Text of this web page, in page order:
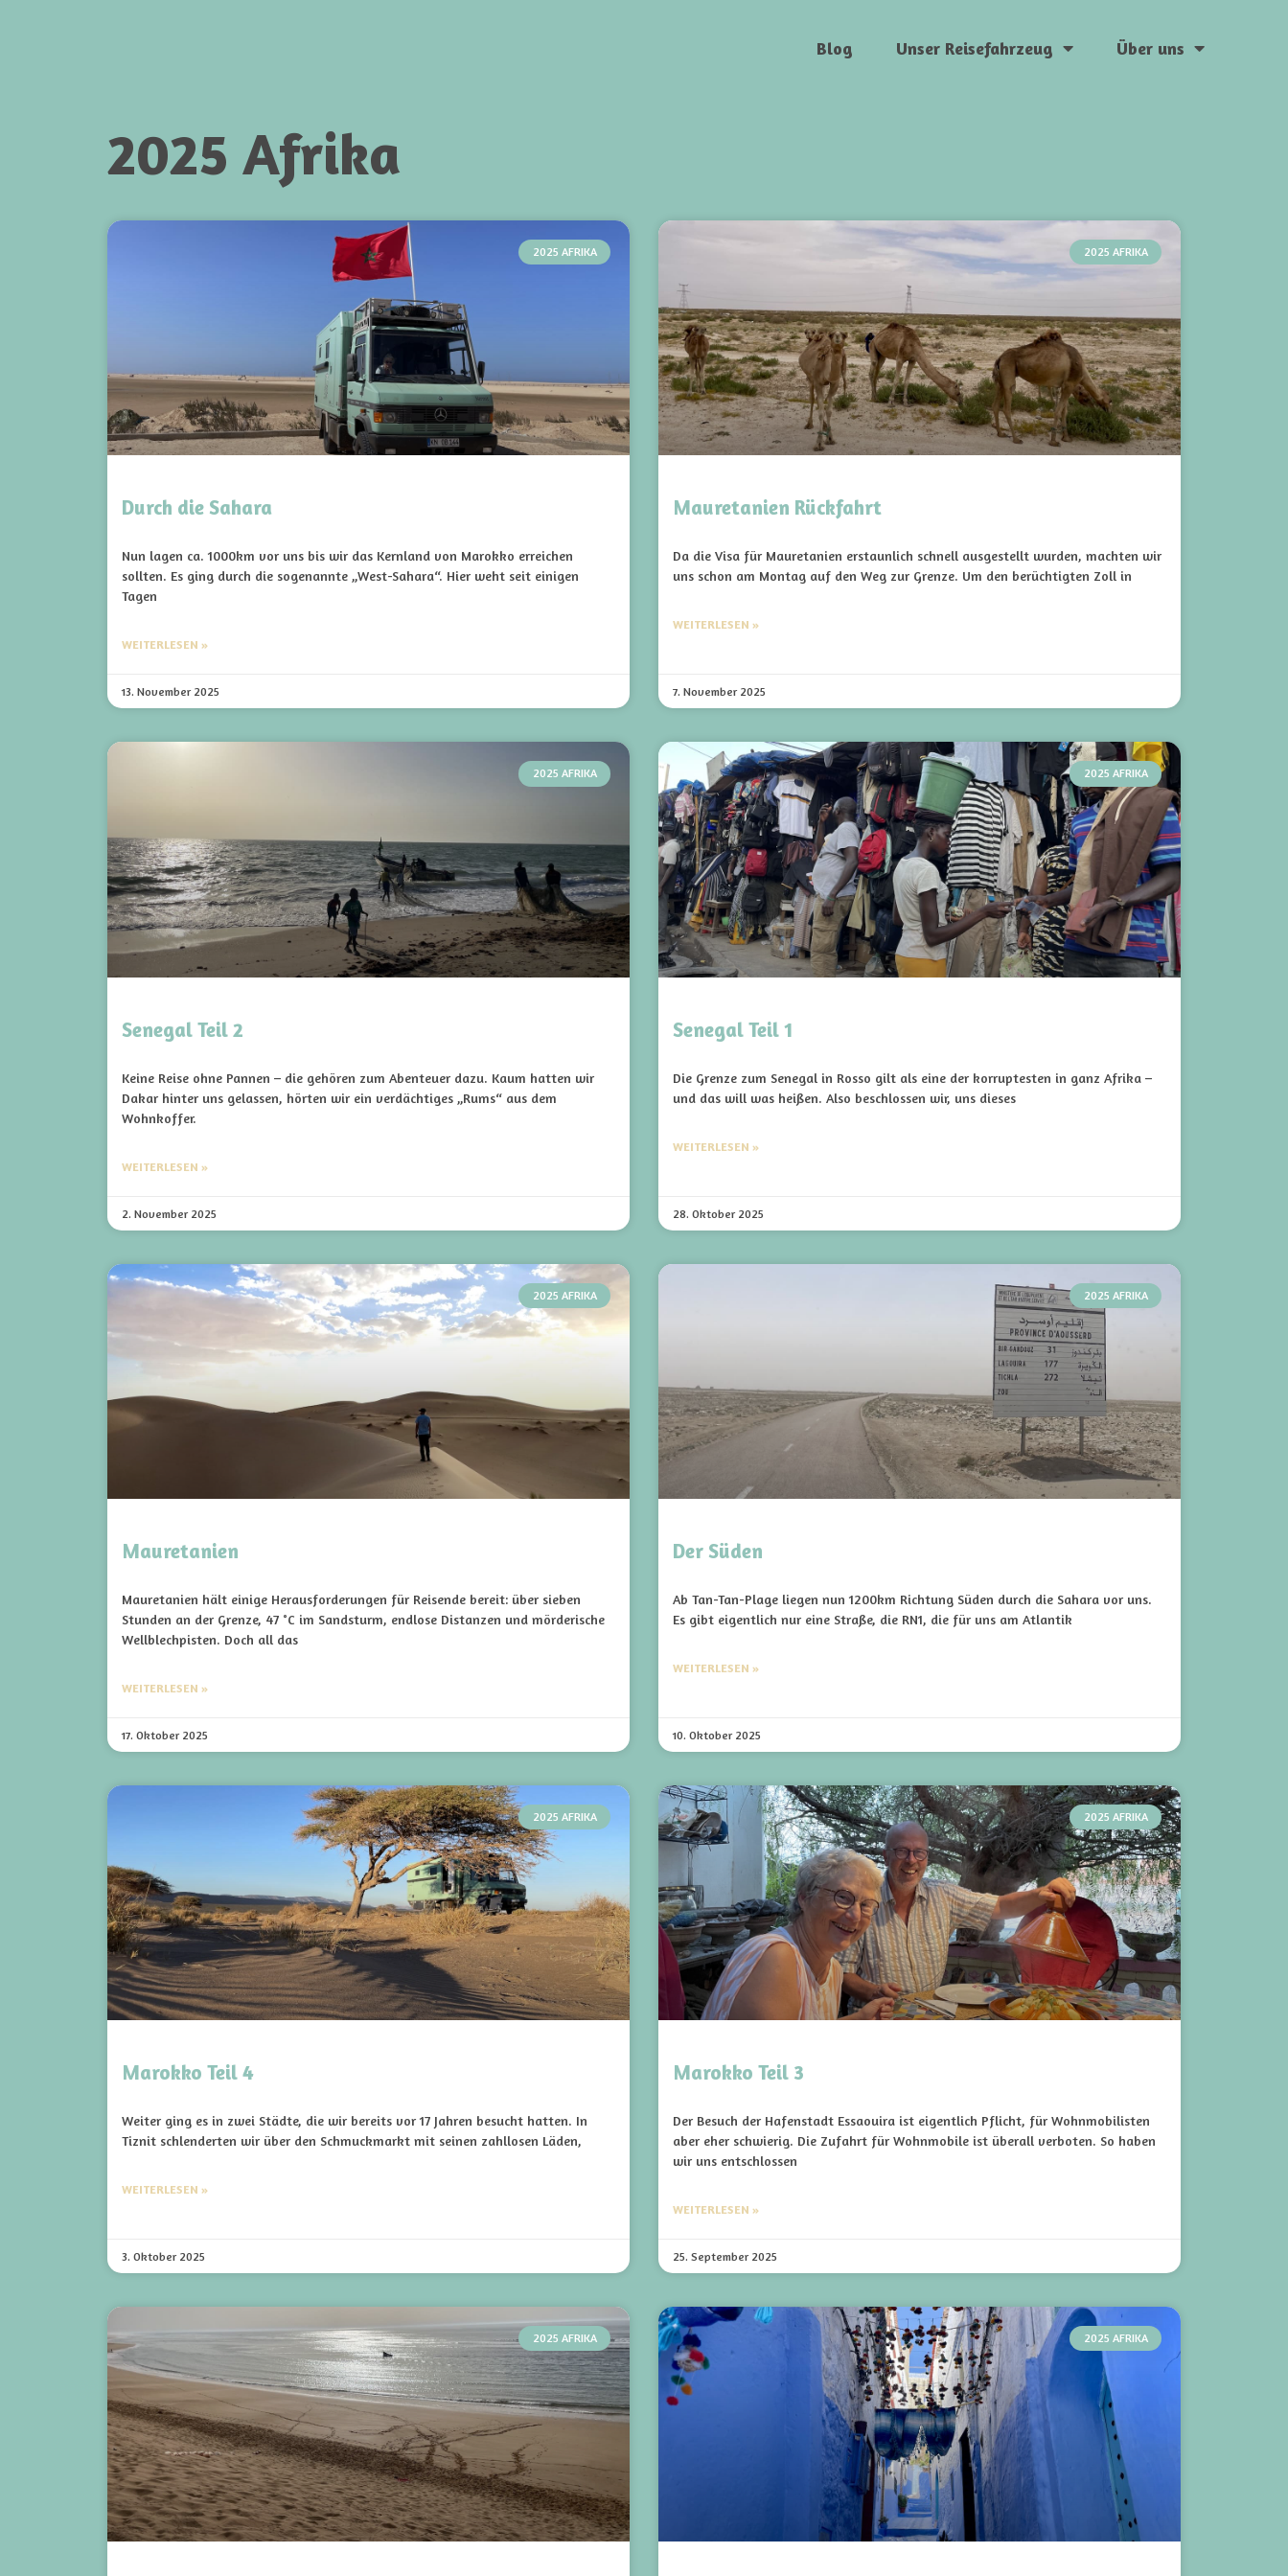
Blog Unser Reisefahrzeug Über uns
2025 Afrika
2025 AFRIKA
Durch die Sahara
Nun lagen ca. 1000km vor uns bis wir das Kernland von Marokko erreichen
sollten. Es ging durch die sogenannte „West-Sahara“. Hier weht seit einigen
Tagen
WEITERLESEN »
13. November 2025
2025 AFRIKA
Mauretanien Rückfahrt
Da die Visa für Mauretanien erstaunlich schnell ausgestellt wurden, machten wir
uns schon am Montag auf den Weg zur Grenze. Um den berüchtigten Zoll in
WEITERLESEN »
7. November 2025
2025 AFRIKA
Senegal Teil 2
Keine Reise ohne Pannen – die gehören zum Abenteuer dazu. Kaum hatten wir
Dakar hinter uns gelassen, hörten wir ein verdächtiges „Rums“ aus dem
Wohnkoffer.
WEITERLESEN »
2. November 2025
2025 AFRIKA
Senegal Teil 1
Die Grenze zum Senegal in Rosso gilt als eine der korruptesten in ganz Afrika –
und das will was heißen. Also beschlossen wir, uns dieses
WEITERLESEN »
28. Oktober 2025
2025 AFRIKA
Mauretanien
Mauretanien hält einige Herausforderungen für Reisende bereit: über sieben
Stunden an der Grenze, 47 °C im Sandsturm, endlose Distanzen und mörderische
Wellblechpisten. Doch all das
WEITERLESEN »
17. Oktober 2025
2025 AFRIKA
Der Süden
Ab Tan-Tan-Plage liegen nun 1200km Richtung Süden durch die Sahara vor uns.
Es gibt eigentlich nur eine Straße, die RN1, die für uns am Atlantik
WEITERLESEN »
10. Oktober 2025
2025 AFRIKA
Marokko Teil 4
Weiter ging es in zwei Städte, die wir bereits vor 17 Jahren besucht hatten. In
Tiznit schlenderten wir über den Schmuckmarkt mit seinen zahllosen Läden,
WEITERLESEN »
3. Oktober 2025
2025 AFRIKA
Marokko Teil 3
Der Besuch der Hafenstadt Essaouira ist eigentlich Pflicht, für Wohnmobilisten
aber eher schwierig. Die Zufahrt für Wohnmobile ist überall verboten. So haben
wir uns entschlossen
WEITERLESEN »
25. September 2025
2025 AFRIKA 2025 AFRIKA